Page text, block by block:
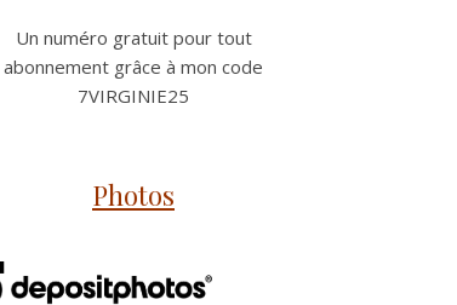
Un numéro gratuit pour tout
abonnement grâce à mon code
7VIRGINIE25
Photos